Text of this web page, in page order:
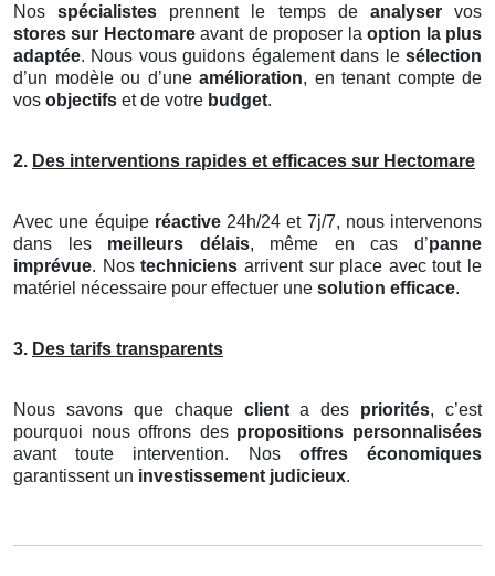
Nosspécialistes prennent le temps de analyservos
stores sur Hectomareavant de proposer laoption la plus
adaptée. Nous vous guidons également dans le sélection
d’un modèle ou d’une amélioration, en tenant compte de
vos objectifs et de votre budget.
2. Des interventions rapides et efficaces sur Hectomare
Avec une équipe réactive24h/24 et 7j/7, nous intervenons
dans les meilleurs délais, même en cas d’panne
imprévue. Nostechniciens arrivent sur place avec tout le
matériel nécessaire pour effectuer une solution efficace.
3. Des tarifs transparents
Nous savons que chaque clienta des priorités, c’est
pourquoi nous offrons des propositions personnalisées
avant toute intervention. Nos offres économiques
garantissent un investissement judicieux.